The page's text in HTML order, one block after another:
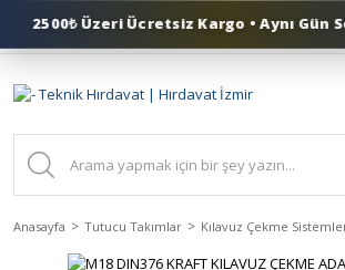
Anasayfa Tutucu Takımlar Kılavuz Çekme
2500₺ Üzeri Ücretsiz Kargo • Aynı Gün